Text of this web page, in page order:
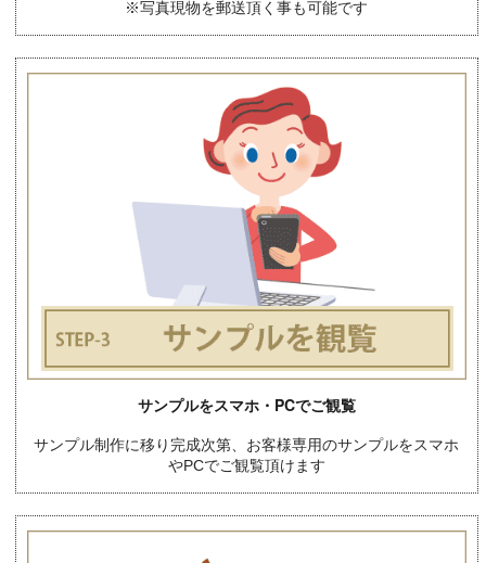
※写真現物を郵送頂く事も可能です
サンプルをスマホ・PCでご観覧
サンプル制作に移り完成次第、お客様専用のサンプルをスマホ
やPCでご観覧頂けます